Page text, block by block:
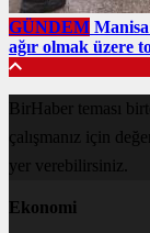
GÜNDEM
ağır olmak üzere
BirHaber teması
çalışmanız için
yer verebilirsiniz.
Ekonomi